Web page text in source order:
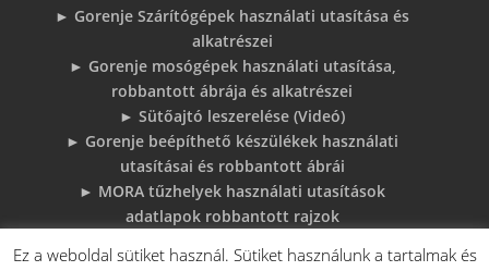
► Gorenje Szárítógépek használati utasítása és
alkatrészei
► Gorenje mosógépek használati utasítása,
robbantott ábrája és alkatrészei
► Sütőajtó leszerelése (Videó)
► Gorenje beépíthető készülékek használati
utasításai és robbantott ábrái
► MORA tűzhelyek használati utasítások
adatlapok robbantott rajzok
megoldások
Ez a weboldal sütiket használ. Sütiket használunk a tartalmak és